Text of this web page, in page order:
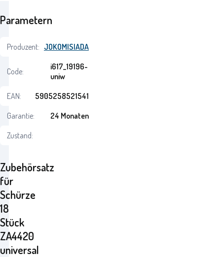
Zubehörsatz
für
Schürze
18
Stück
ZA4420
universal
Parametern
Produzent: JOKOMISIADA
Code:
i617_19196-
uniw
EAN:
5905258521541
Garantie:
24 Monaten
Zustand: